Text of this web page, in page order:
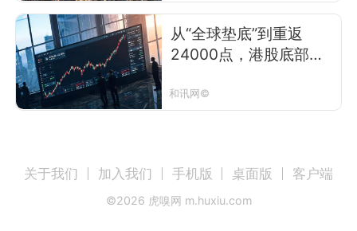
从“全球垫底”到重返
24000点，港股底部是
和讯网©
关于我们 加入我们 手机版 桌面版 客户端
©2026 虎嗅网 m.huxiu.com